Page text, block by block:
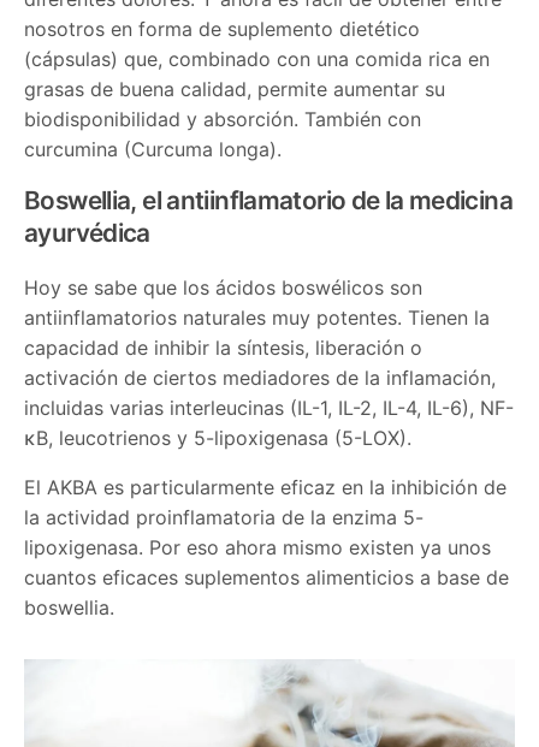
nosotros en forma de suplemento dietético
(cápsulas) que, combinado con una comida rica en
grasas de buena calidad, permite aumentar su
biodisponibilidad y absorción. También con
curcumina (Curcuma longa).
Boswellia, el antiinflamatorio de la medicina
ayurvédica
Hoy se sabe que los ácidos boswélicos son
antiinflamatorios naturales muy potentes. Tienen la
capacidad de inhibir la síntesis, liberación o
activación de ciertos mediadores de la inflamación,
incluidas varias interleucinas (IL-1, IL-2, IL-4, IL-6), NF-
κB, leucotrienos y 5-lipoxigenasa (5-LOX).
El AKBA es particularmente eficaz en la inhibición de
la actividad proinflamatoria de la enzima 5-
lipoxigenasa. Por eso ahora mismo existen ya unos
cuantos eficaces suplementos alimenticios a base de
boswellia.